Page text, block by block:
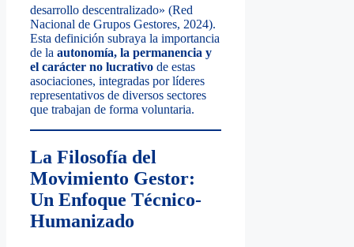
desarrollo descentralizado» (Red
Nacional de Grupos Gestores, 2024).
Esta definición subraya la importancia
de la autonomía, la permanencia y
el carácter no lucrativo de estas
asociaciones, integradas por líderes
representativos de diversos sectores
que trabajan de forma voluntaria.
La Filosofía del
Movimiento Gestor:
Un Enfoque Técnico-
Humanizado